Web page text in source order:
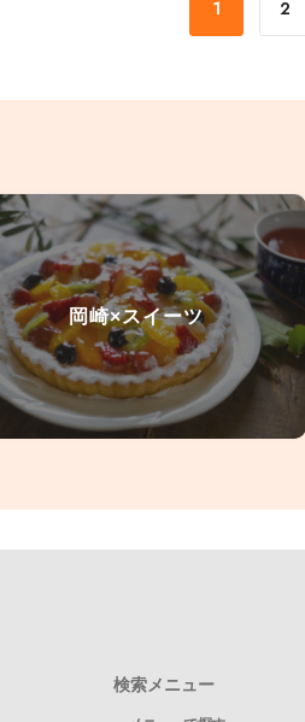
1 2
岡崎×スイーツ
検索メニュー